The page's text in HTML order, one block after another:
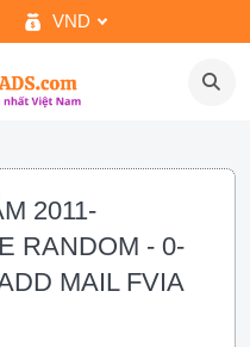
VND
2011-
RANDOM - 0-
MAIL FVIA